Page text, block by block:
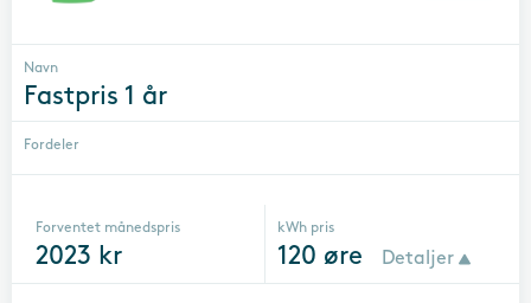
Navn
Fastpris 1 år
Fordeler
Forventet månedspris
2023 kr
kWh pris
120 øre Detaljer